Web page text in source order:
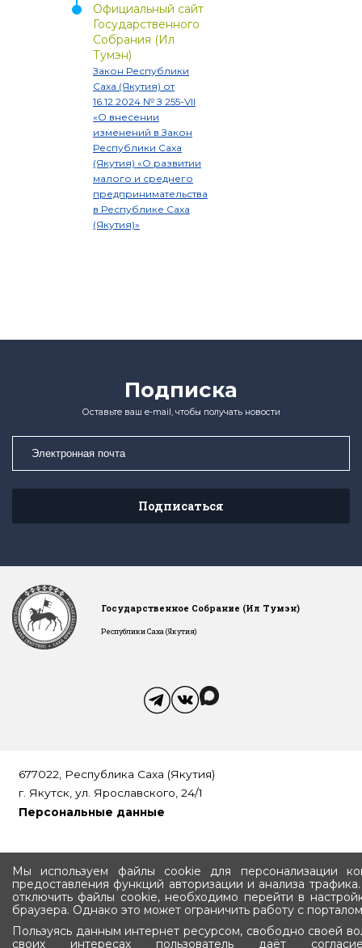
Официальный сайт
Государственного
Собрания (Ил
Тумэн)
Закон Республики
Саха (Якутия) от
16.12.2024 №З 255-VII
«О внесении
изменений в Закон
Республики Саха
(Якутия) «О развитии
малого и среднего
предпринимательства
в Республике Саха
(Якутия)»
Подписка
Оставьте ваш e-mail, чтобы получать новости
Подписаться
Государственное Собрание (Ил Тумэн)
Республики Саха (Якутия)
677022, Республика Саха (Якутия)
г. Якутск, ул. Ярославского, 24/1
Персональные данные
Мы используем файлы cookie для персонализации
предоставления функций авторизации и анализа
отключить файлы cookie, необходимо перейти в
браузера. Однако это может ограничить работу с
Пользуясь данным интернет ресурсом, свободно своей
своих интересах пользователь даёт